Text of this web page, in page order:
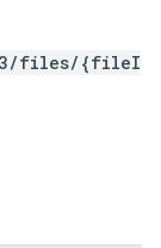
v3/files/{fileI